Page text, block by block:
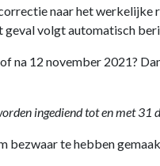
naar het werkelijke
volgt automatisch
na 12 november 2021?
ingediend tot en met 31
bezwaar te hebben